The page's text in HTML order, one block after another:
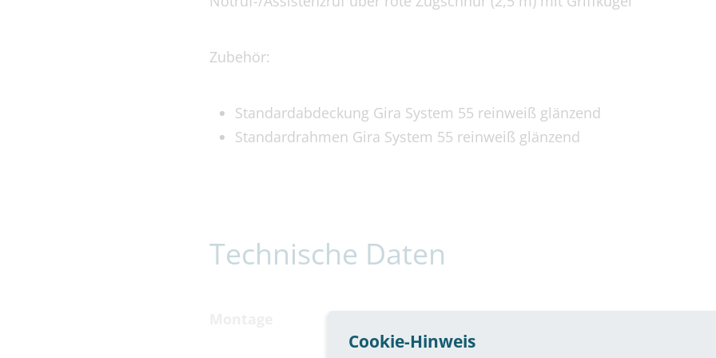
Zubehör:
Standardabdeckung Gira System 55 reinweiß glänzend
Standardrahmen Gira System 55 reinweiß glänzend
Technische Daten
In Unterputzdose DIN 49073 Einbauöffnung 60
mind. 66 mm
Cookie-Hinweis